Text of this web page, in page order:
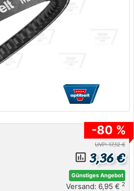
-80 %
UVP: 17,12 €
insert_chart_outlined 3,36 €
Günstiges Angebot
Versand: 6,95 € 2